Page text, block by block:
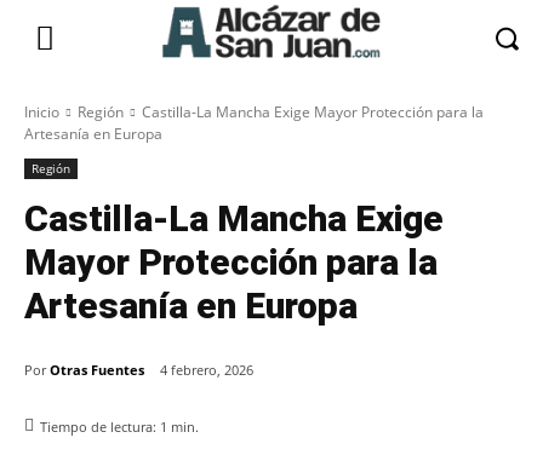
Inicio Región
Castilla-La Mancha Exige Mayor Protección para la
Artesanía en Europa
Región
Castilla-La Mancha Exige
Mayor Protección para la
Artesanía en Europa
Por Otras Fuentes 4 febrero, 2026
Tiempo de lectura: 1 min.